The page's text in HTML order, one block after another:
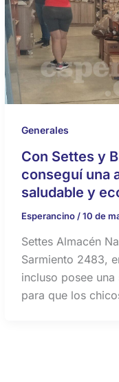
Generales
Con Settes y
conseguí una
saludable y
Esperancino /10 de
Settes Almacén
Sarmiento 2483,
incluso posee
para que los